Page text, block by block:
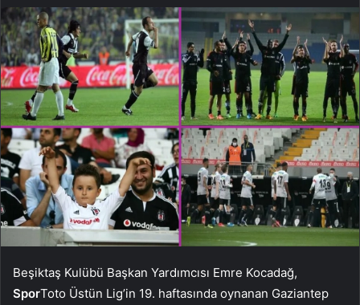
Beşiktaş Kulübü Başkan Yardımcısı Emre Kocadağ,
SporToto Üstün Lig’in 19. haftasında oynanan Gaziantep